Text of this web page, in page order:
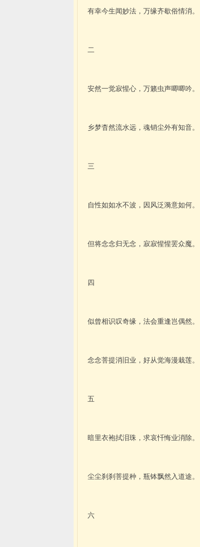
有幸今生闻妙法，万缘齐歇俗情消。
二
安然一觉寂惺心，万籁虫声唧唧吟。
乡梦杳然流水远，魂销尘外有知音。
三
自性如如水不波，因风泛漪意如何。
但将念念归无念，寂寂惺惺罢众魔。
四
似曾相识叹奇缘，法会重逢岂偶然。
念念菩提消旧业，好从觉海漫栽莲。
五
暗里衣袍拭泪珠，求哀忏悔业消除。
尘尘刹刹菩提种，瓶钵飘然入道途。
六